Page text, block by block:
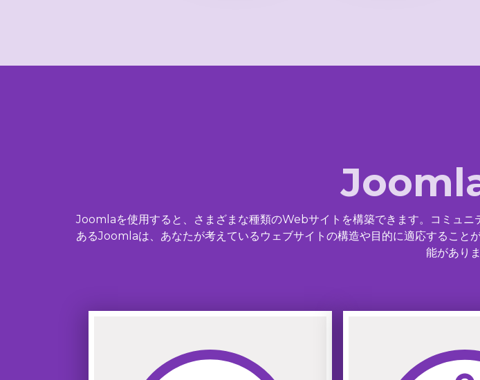
Joomlaを使用すると、さまざまな種類のWebサイトを構築できます。コミュ
あるJoomlaは、あなたが考えているウェブサイトの構造や目的に適応するこ
能がありま